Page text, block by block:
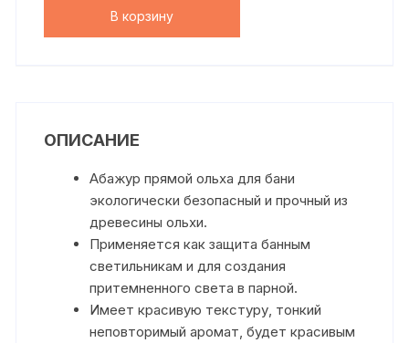
В корзину
ОПИСАНИЕ
Абажур прямой ольха для бани
экологически безопасный и прочный из
древесины ольхи.
Применяется как защита банным
светильникам и для создания
притемненного света в парной.
Имеет красивую текстуру, тонкий
неповторимый аромат, будет красивым